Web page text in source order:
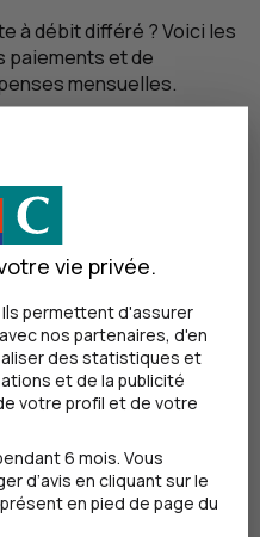
à débit différé ? Voici les
paiements et de
mensuelles.
avoir un aperçu des
les arnaques !
de la colocation
de vie
vie privée.
Ils permettent d'assurer
nos partenaires, d'en
des statistiques et
et de la publicité
votre profil et de votre
6 mois. Vous
d’avis en cliquant sur le
en pied de page du